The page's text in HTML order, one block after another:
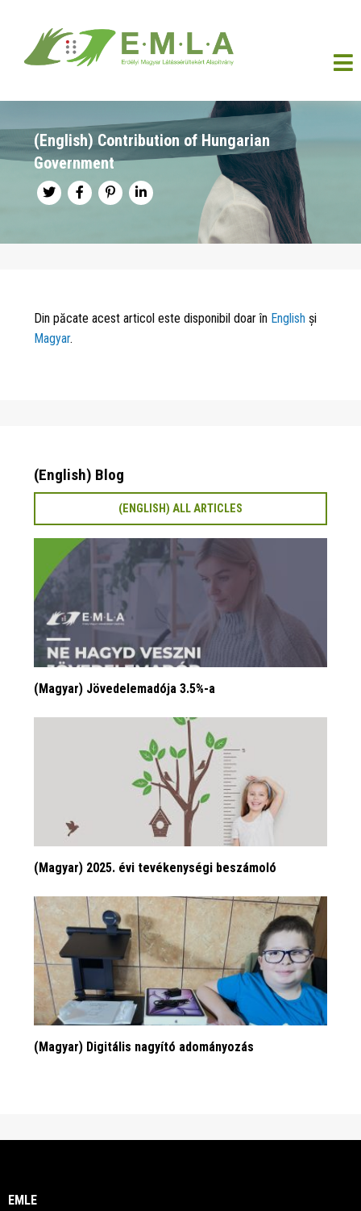
(English) Contribution of Hungarian
Government
Din păcate acest articol este disponibil doar în English și
Magyar.
(English) Blog
(ENGLISH) ALL ARTICLES
(Magyar) Jövedelemadója 3.5%-a
(Magyar) 2025. évi tevékenységi beszámoló
(Magyar) Digitális nagyító adományozás
EMLE